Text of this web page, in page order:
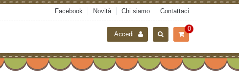
Facebook Novità Chi siamo Contattaci
0
Accedi